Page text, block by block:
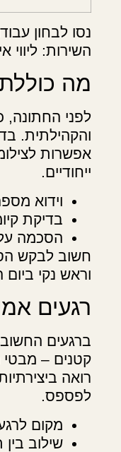
נסו לבחון
השירות:
מה
לפני החתונה,
והקהילתית.
אפשרות
ייחודיים.
וידוא
בדיקת
הסכמה
חשוב לבקש
וראש נקי ביום
רגעים
ברגעים
קטנים – מבטי
רואה
לפספס.
מקום
שילוב